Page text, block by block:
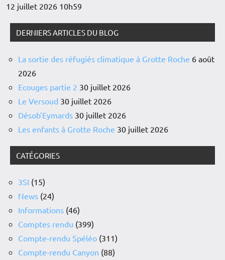
12 juillet 2026 10h59
DERNIERS ARTICLES DU BLOG
La sortie des réfugiés climatique à Grotte Roche 6 août
2026
Ecouges partie 2 30 juillet 2026
Le Versoud 30 juillet 2026
Désob’Eymards 30 juillet 2026
Les enfants à Grotte Roche 30 juillet 2026
CATÉGORIES
3SI (15)
News (24)
Informations (46)
Comptes rendu (399)
Compte-rendu Spéléo (311)
Compte-rendu Canyon (88)